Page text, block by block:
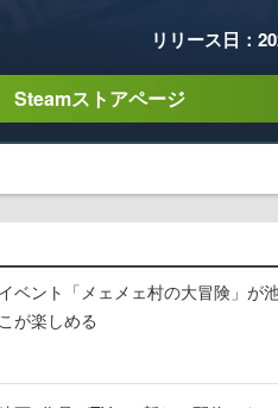
リリース日：
Steamストアページ
イベント「メェメェ村の大冒険」
が楽しめる